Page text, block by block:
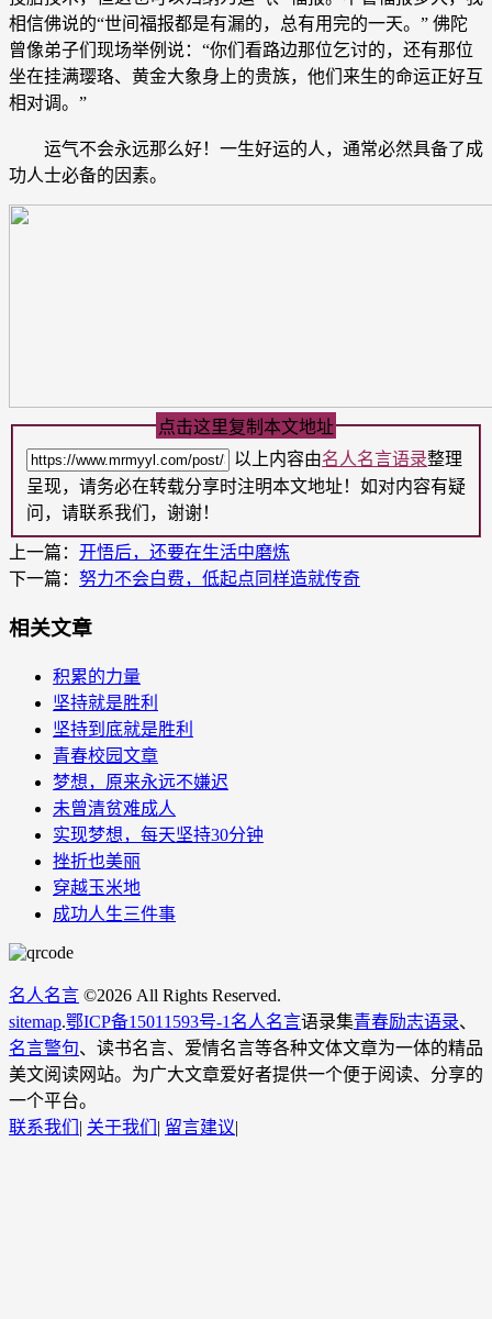
相信佛说的“世间福报都是有漏的，总有用完的一天。” 佛陀
曾像弟子们现场举例说：“你们看路边那位乞讨的，还有那位
坐在挂满璎珞、黄金大象身上的贵族，他们来生的命运正好互
相对调。”
运气不会永远那么好！一生好运的人，通常必然具备了成
功人士必备的因素。
点击这里复制本文地址
以上内容由名人名言语录整理
呈现，请务必在转载分享时注明本文地址！如对内容有疑
问，请联系我们，谢谢！
上一篇： 开悟后，还要在生活中磨炼
下一篇： 努力不会白费，低起点同样造就传奇
相关文章
积累的力量
坚持就是胜利
坚持到底就是胜利
青春校园文章
梦想，原来永远不嫌迟
未曾清贫难成人
实现梦想，每天坚持30分钟
挫折也美丽
穿越玉米地
成功人生三件事
名人名言 ©2026 All Rights Reserved.
sitemap.鄂ICP备15011593号-1 名人名言语录集青春励志语录、
名言警句、读书名言、爱情名言等各种文体文章为一体的精品
美文阅读网站。为广大文章爱好者提供一个便于阅读、分享的
一个平台。
联系我们 | 关于我们 | 留言建议|